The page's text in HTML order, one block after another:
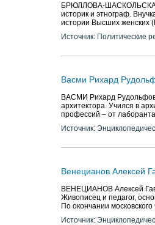
БРЮЛЛОВА-ШАСКОЛЬСКАЯ
историк и этнограф.
истории Высших женских
Источник: Политические
Васми Рихард
ВАСМИ Рихард
архитектора. Учился в
профессий – от
Источник:
Венецианов Алексей
ВЕНЕЦИАНОВ Алексей
Живописец и педагог,
По окончании
Источник: